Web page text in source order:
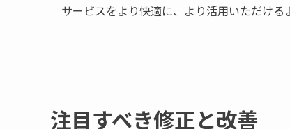
サービスをより快適に、より活用いただける
注目すべき修正と改善